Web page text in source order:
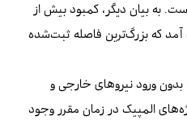
به بیان دیگر، کمبود بیش از
که بزرگ‌ترین فاصله ثبت‌شده
بدون ورود نیروهای خارجی و
المپیک در زمان مقرر وجود